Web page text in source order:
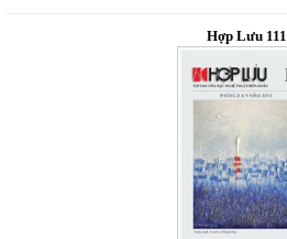
Hợp Lưu 111